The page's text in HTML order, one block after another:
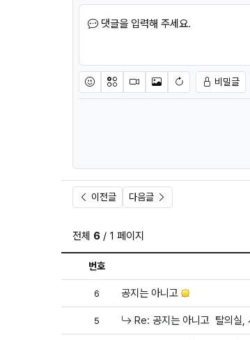
댓글을 입력해 주세요.
이모티콘아이콘동영상이미지새댓글 작성
비밀글
이전글
다음글
전체 6 / 1 페이지
번호
6 공지는 아니고
5 답변
Re: 공지는 아니고​ ​ 탈의실,